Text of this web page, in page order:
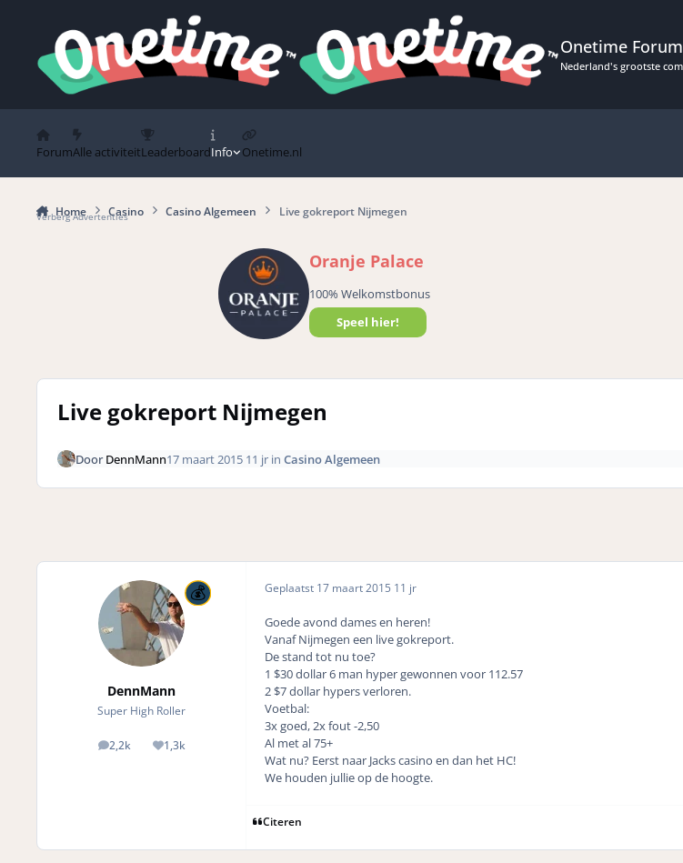
Onetime Forum
Nederland's grootste
ForumAlle activiteitLeaderboardInfo Onetime.nl
Home Casino Casino Algemeen Live gokreport Nijmegen
Verberg Advertenties
Oranje Palace
100% Welkomstbonus
Speel hier!
Live gokreport Nijmegen
DoorDennMann17 maart 2015 11 jrin Casino Algemeen
DennMann
Super High Roller
2,2k
posts 1,3k
Reputation
Geplaatst 17 maart 2015 11 jr
Goede avond dames en heren!
Vanaf Nijmegen een live gokreport.
De stand tot nu toe?
1 $30 dollar 6 man hyper gewonnen voor 112.57
2 $7 dollar hypers verloren.
Voetbal:
3x goed, 2x fout -2,50
Al met al 75+
Wat nu? Eerst naar Jacks casino en dan het HC!
We houden jullie op de hoogte.
Citeren